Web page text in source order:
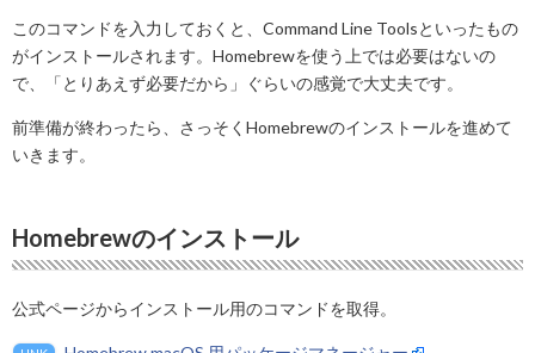
このコマンドを入力しておくと、Command Line Toolsといったもの
がインストールされます。Homebrewを使う上では必要はないの
で、「とりあえず必要だから」ぐらいの感覚で大丈夫です。
前準備が終わったら、さっそくHomebrewのインストールを進めて
いきます。
Homebrewのインストール
公式ページからインストール用のコマンドを取得。